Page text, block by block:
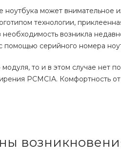
может внимательное
технологии,
возникла
серийного номера
то и в этом случае нет
PCMCIA. Комфортность от